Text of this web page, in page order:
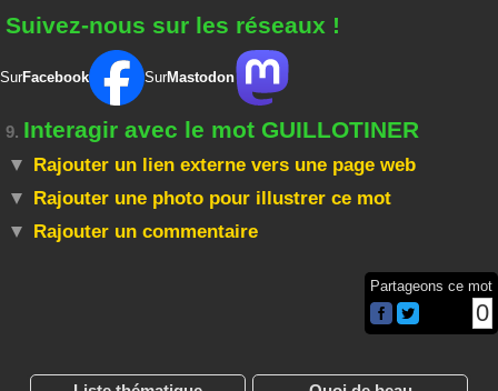
Suivez-nous sur les réseaux !
SurFacebook SurMastodon
9. Interagir avec le mot GUILLOTINER
Rajouter un lien externe vers une page web
Rajouter une photo pour illustrer ce mot
Rajouter un commentaire
Partageons ce mot
0